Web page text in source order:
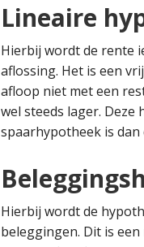
Lineaire
Hierbij wordt de rente
aflossing. Het is een
afloop niet met een
wel steeds lager.
spaarhypotheek is
Hierbij wordt de
beleggingen. Dit is